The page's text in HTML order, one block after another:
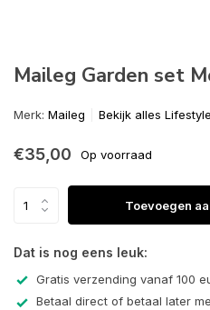
Maileg Garden set
Merk: Maileg Bekijk alles Lifestyle
€35,00 Op voorraad
Toevoegen
Dat is nog eens leuk:
Gratis verzending vanaf 100
Betaal direct of betaal later